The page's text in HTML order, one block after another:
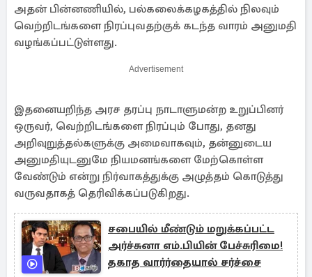
அதன் பின்னணியில், பல்கலைக்கழகத்தில் நிலவும்
வெற்றிடங்களை நிரப்புவதற்குக் கடந்த வாரம் அனுமதி
வழங்கப்பட்டுள்ளது.
Advertisement
இதனையறிந்த அரச தரப்பு நாடாளுமன்ற உறுப்பினர்
ஒருவர், வெற்றிடங்களை நிரப்பும் போது, தனது
அறிவுறுத்தல்களுக்கு அமைவாகவும், தன்னுடைய
அனுமதியுடனுமே நியமனங்களை மேற்கொள்ள
வேண்டும் என்று நிர்வாகத்துக்கு அழுத்தம் கொடுத்து
வருவதாகத் தெரிவிக்கப்படுகிறது.
சபையில் மீண்டும் மறுக்கப்பட்ட
அர்ச்சுனா எம்.பியின் பேச்சுரிமை!
தகாத வார்ர்தையால் சர்ச்சை